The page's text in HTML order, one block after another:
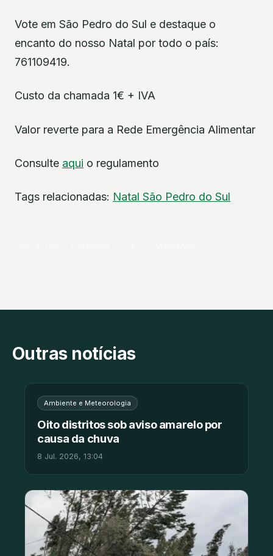
Vote em São Pedro do Sul e destaque o
encanto do nosso Natal por todo o país:
761109419.
Custo da chamada 1€ + IVA
Valor reverte para a Rede Emergência Alimentar
Consulte aqui o regulamento
Tags relacionadas: Natal São Pedro do Sul
Outras notícias
Ambiente e Meteorologia
Oito distritos sob aviso amarelo por
causa da chuva
8 Jul. 2026, 13:04